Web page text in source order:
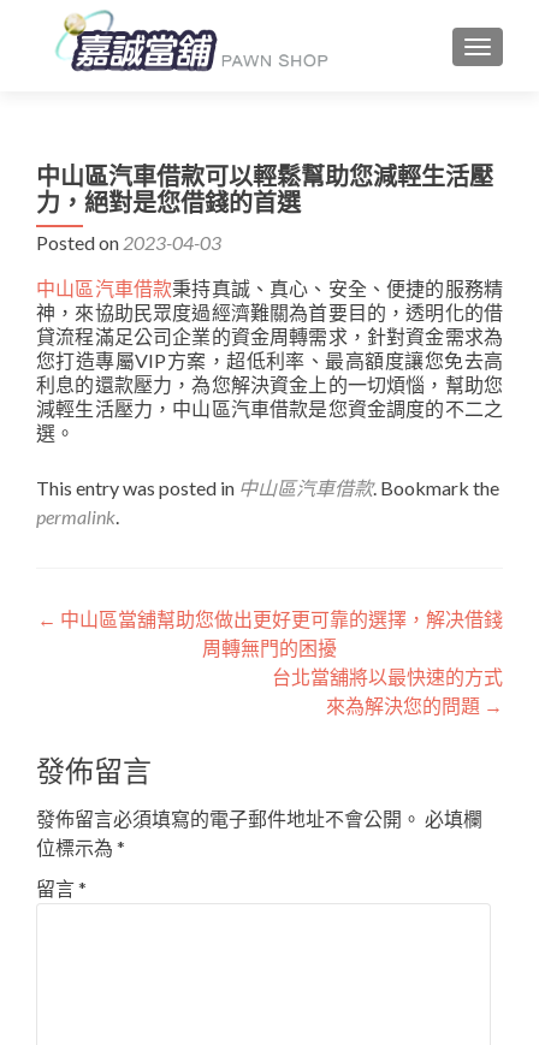
中山區汽車借款可以輕鬆幫助您減輕生活壓
力，絕對是您借錢的首選
Posted on 2023-04-03
中山區汽車借款秉持真誠、真心、安全、便捷的服務精
神，來協助民眾度過經濟難關為首要目的，透明化的借
貸流程滿足公司企業的資金周轉需求，針對資金需求為
您打造專屬VIP方案，超低利率、最高額度讓您免去高
利息的還款壓力，為您解決資金上的一切煩惱，幫助您
減輕生活壓力，中山區汽車借款是您資金調度的不二之
選。
This entry was posted in 中山區汽車借款. Bookmark the
permalink.
文
覽
← 中山區當舖幫助您做出更好更可靠的選擇，解决借錢
周轉無門的困擾
台北當舖將以最快速的方式
來為解決您的問題 →
發佈留言
發佈留言必須填寫的電子郵件地址不會公開。 必填欄
位標示為 *
留言*